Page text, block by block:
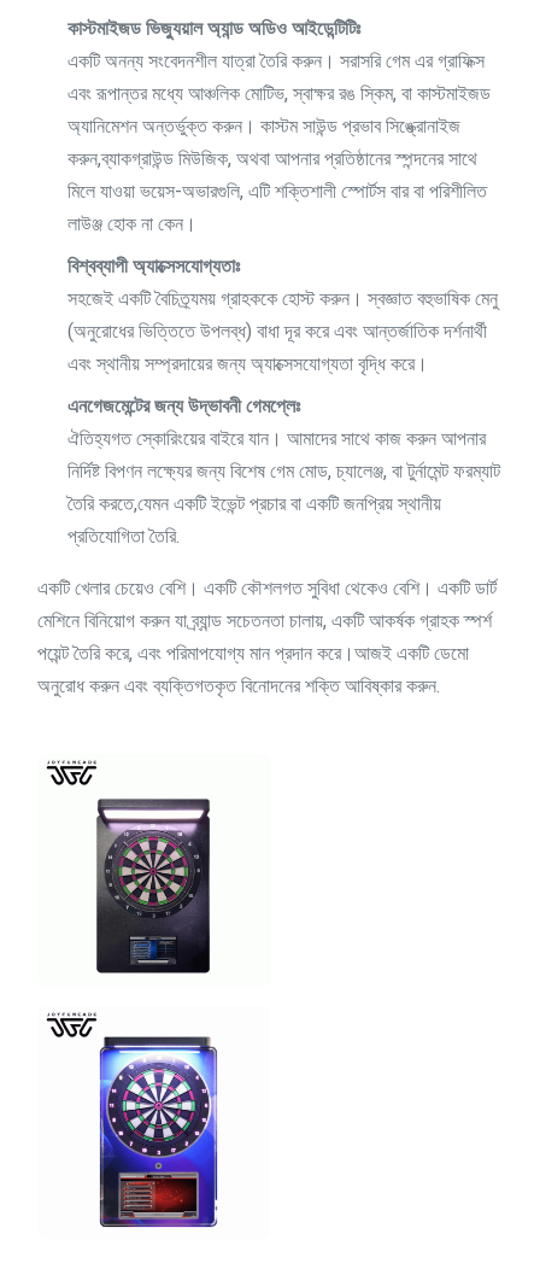
কাস্টমাইজড ভিজ্যুয়াল অ্যান্ড অডিও আইডেন্টিটিঃ
একটি অনন্য সংবেদনশীল যাত্রা তৈরি করুন। সরাসরি গেম এর গ্রাফিক্স
এবং রূপান্তর মধ্যে আঞ্চলিক মোটিভ, স্বাক্ষর রঙ স্কিম, বা কাস্টমাইজড
অ্যানিমেশন অন্তর্ভুক্ত করুন। কাস্টম সাউন্ড প্রভাব সিঙ্ক্রোনাইজ
করুন,ব্যাকগ্রাউন্ড মিউজিক, অথবা আপনার প্রতিষ্ঠানের স্পন্দনের সাথে
মিলে যাওয়া ভয়েস-অভারগুলি, এটি শক্তিশালী স্পোর্টস বার বা পরিশীলিত
লাউঞ্জ হোক না কেন।
বিশ্বব্যাপী অ্যাক্সেসযোগ্যতাঃ
সহজেই একটি বৈচিত্র্যময় গ্রাহককে হোস্ট করুন। স্বজ্ঞাত বহুভাষিক মেনু
(অনুরোধের ভিত্তিতে উপলব্ধ) বাধা দূর করে এবং আন্তর্জাতিক দর্শনার্থী
এবং স্থানীয় সম্প্রদায়ের জন্য অ্যাক্সেসযোগ্যতা বৃদ্ধি করে।
এনগেজমেন্টের জন্য উদ্ভাবনী গেমপ্লেঃ
ঐতিহ্যগত স্কোরিংয়ের বাইরে যান। আমাদের সাথে কাজ করুন আপনার
নির্দিষ্ট বিপণন লক্ষ্যের জন্য বিশেষ গেম মোড, চ্যালেঞ্জ, বা টুর্নামেন্ট ফরম্যাট
তৈরি করতে,যেমন একটি ইভেন্ট প্রচার বা একটি জনপ্রিয় স্থানীয়
প্রতিযোগিতা তৈরি.
একটি খেলার চেয়েও বেশি। একটি কৌশলগত সুবিধা থেকেও বেশি। একটি ডার্ট
মেশিনে বিনিয়োগ করুন যা ব্র্যান্ড সচেতনতা চালায়, একটি আকর্ষক গ্রাহক স্পর্শ
পয়েন্ট তৈরি করে, এবং পরিমাপযোগ্য মান প্রদান করে।আজই একটি ডেমো
অনুরোধ করুন এবং ব্যক্তিগতকৃত বিনোদনের শক্তি আবিষ্কার করুন.